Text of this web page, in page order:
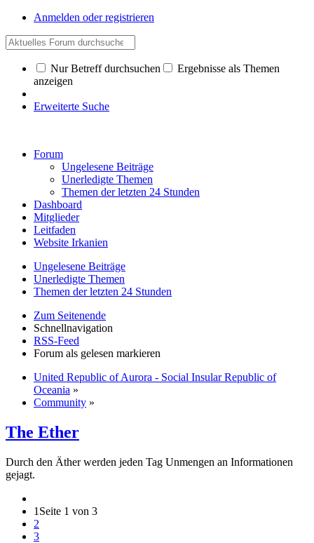
Anmelden oder registrieren
Nur Betreff durchsuchen
Ergebnisse als Themen
anzeigen
Erweiterte Suche
Forum
Ungelesene Beiträge
Unerledigte Themen
Themen der letzten 24 Stunden
Dashboard
Mitglieder
Leitfaden
Website Irkanien
Ungelesene Beiträge
Unerledigte Themen
Themen der letzten 24 Stunden
Zum Seitenende
Schnellnavigation
RSS-Feed
Forum als gelesen markieren
United Republic of Aurora - Social Insular Republic of
Oceania »
Community »
The Ether
Durch den Äther werden jeden Tag Unmengen an Informationen
gejagt.
1 Seite 1 von 3
2
3